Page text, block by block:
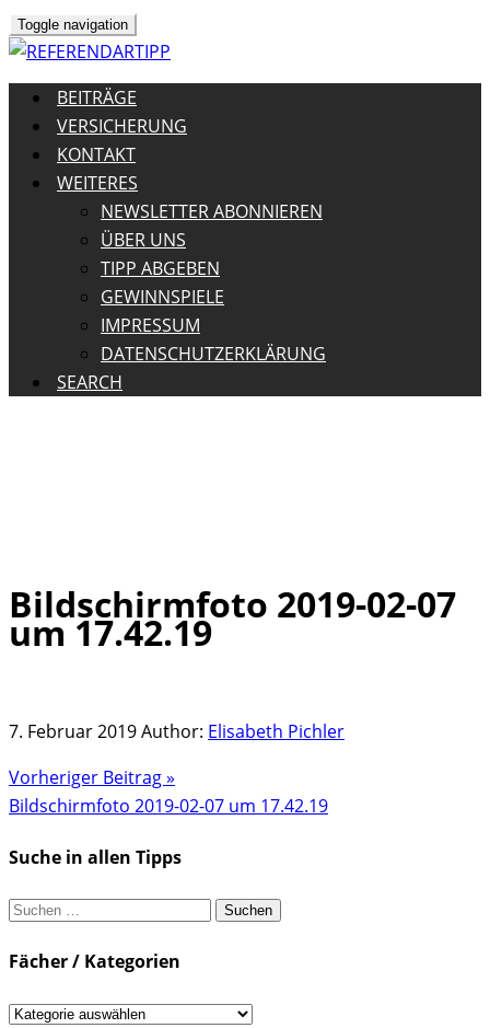
Toggle navigation
BEITRÄGE
VERSICHERUNG
KONTAKT
WEITERES
NEWSLETTER ABONNIEREN
ÜBER UNS
TIPP ABGEBEN
GEWINNSPIELE
IMPRESSUM
DATENSCHUTZERKLÄRUNG
SEARCH
Skip
to
Bildschirmfoto 2019-02-07
um 17.42.19
7. Februar 2019Author: Elisabeth Pichler
Vorheriger Beitrag »
Bildschirmfoto 2019-02-07 um 17.42.19
Suche in allen Tipps
Suchen
Fächer / Kategorien
Fächer